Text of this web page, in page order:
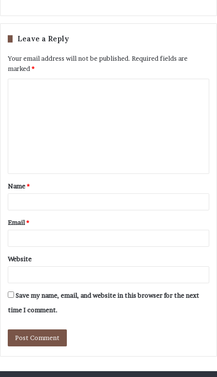
Leave a Reply
Your email address will not be published. Required fields are
marked *
Name*
Email*
Website
Save my name, email, and website in this browser for the next
time I comment.